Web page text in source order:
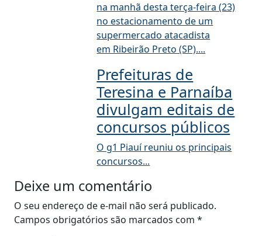
na manhã desta terça-feira (23)
no estacionamento de um
supermercado atacadista
em Ribeirão Preto (SP)....
Prefeituras de
Teresina e Parnaíba
divulgam editais de
concursos públicos
O g1 Piauí reuniu os principais
concursos...
Deixe um comentário
O seu endereço de e-mail não será publicado.
Campos obrigatórios são marcados com *